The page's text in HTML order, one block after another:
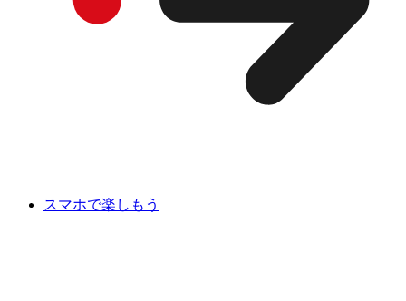
スマホで楽しもう